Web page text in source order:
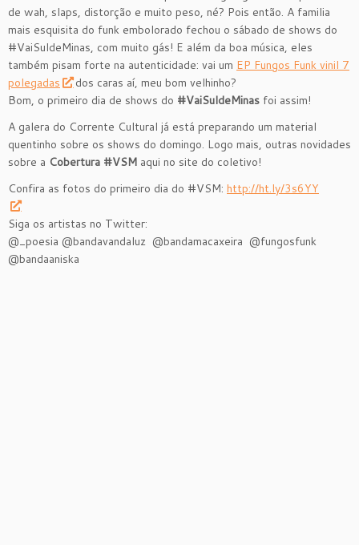
de wah, slaps, distorção e muito peso, né? Pois então. A familia
mais esquisita do funk embolorado fechou o sábado de shows do
#VaiSuldeMinas, com muito gás! E além da boa música, eles
também pisam forte na autenticidade: vai um EP Fungos Funk vinil 7
polegadas
dos caras aí, meu bom velhinho?
Bom, o primeiro dia de shows do #VaiSuldeMinas foi assim!
A galera do Corrente Cultural já está preparando um material
quentinho sobre os shows do domingo. Logo mais, outras novidades
sobre a Cobertura #VSM aqui no site do coletivo!
Confira as fotos do primeiro dia do #VSM: http://ht.ly/3s6YY
Siga os artistas no Twitter:
@_poesia @bandavandaluz @bandamacaxeira @fungosfunk
@bandaaniska